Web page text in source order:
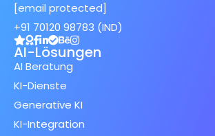
[email protected]
+91 70120 98783 (IND)
AI-Lösungen
AI Beratung
KI-Dienste
Generative KI
KI-Integration